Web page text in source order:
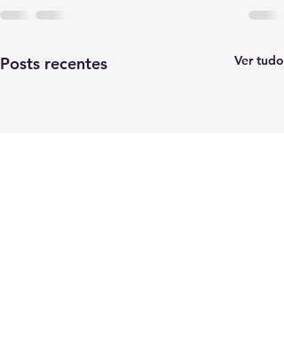
Posts recentes Ver tudo